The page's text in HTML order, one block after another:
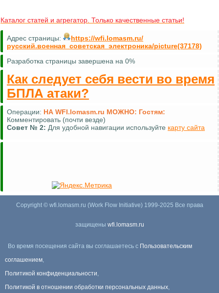
Каталог статей и агрегатор. Только качественные статьи!
Адрес страницы:
https://wfi.lomasm.ru/
русский.военная_советская_электроника/picture(37178)
Разработка страницы завершена на 0%
Как следует себя вести во время
БПЛА атаки?
Операции: НА WFI.lomasm.ru МОЖНО: Гостям:
Комментировать (почти везде)
Совет № 2: Для удобной навигации используйте карту сайта
Copyright © wfi.lomasm.ru (Work Flow Initiative) 1999-2025 Все права
защищены wfi.lomasm.ru
Во время посещения сайта вы соглашаетесь с Пользовательским
соглашением,
Политикой конфиденциальности,
Политикой в отношении обработки персональных данных,